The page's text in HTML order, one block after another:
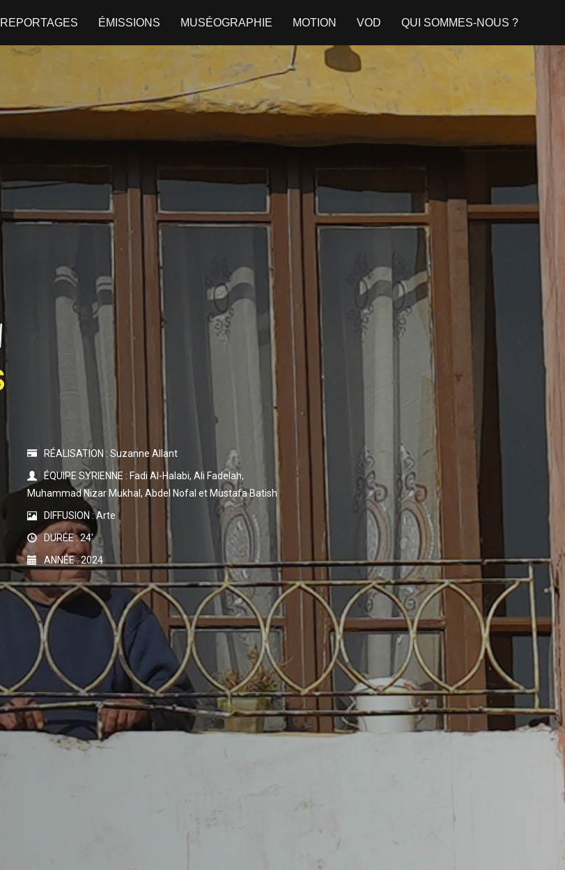
REPORTAGES ÉMISSIONS MUSÉOGRAPHIE MOTION VOD QUI SOMMES-NOUS ?
RÉALISATION : Suzanne Allant
ÉQUIPE SYRIENNE : Fadi Al-Halabi, Ali Fadelah,
Muhammad Nizar Mukhal, Abdel Nofal et Mustafa Batish
DIFFUSION : Arte
DURÉE : 24'
ANNÉE : 2024